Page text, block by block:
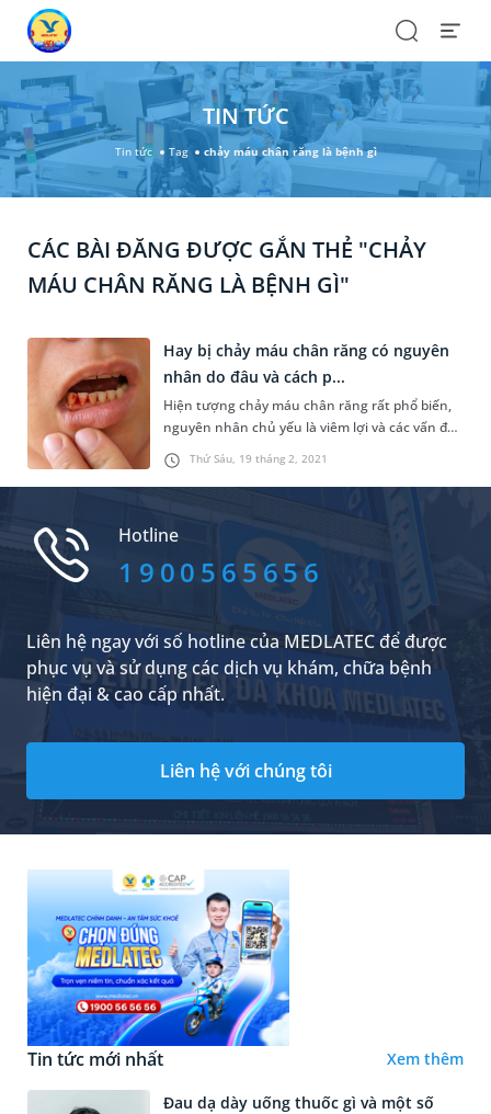
SearchOpen
TIN TỨC
Tin tức Tag chảy máu chân răng là bệnh gì
CÁC BÀI ĐĂNG ĐƯỢC GẮN THẺ "CHẢY
MÁU CHÂN RĂNG LÀ BỆNH GÌ"
Thứ Sáu, 19 tháng 2, 2021
Hay bị chảy máu chân răng có nguyên
nhân do đâu và cách p...
Hiện tượng chảy máu chân răng rất phổ biến,
nguyên nhân chủ yếu là viêm lợi và các vấn đề
nha khoa khác. Hầu hết trường hợp hay bị
chảy máu chân răng đều là lành tính nhưng
cũng cần đặc biệt cẩn thận bởi đây cũng có thể
Hotline
1900565656
Liên hệ ngay với số hotline của MEDLATEC để được
phục vụ và sử dụng các dịch vụ khám, chữa bệnh
hiện đại & cao cấp nhất.
Liên hệ với chúng tôi
Tin tức mới nhất Xem thêm
Đau dạ dày uống thuốc gì và một số